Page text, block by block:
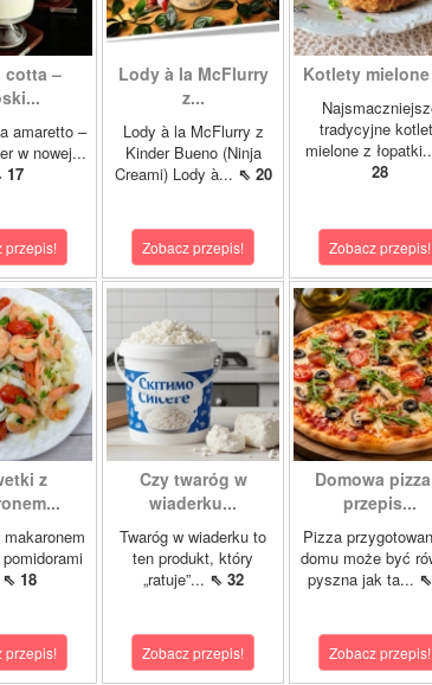
cotta –
amaretto –
w nowej...
17
przepis!
Lody à la McFlurry
z...
Lody à la McFlurry z
Kinder Bueno (Ninja
Creami) Lody à... ⇖ 20
Zobacz przepis!
Kotlety mielone
tradycyjne
mielone z
28
Zobacz przepis!
z
⇖ 18
przepis!
Czy twaróg w
wiaderku...
Twaróg w wiaderku to
ten produkt, który
„ratuje”... ⇖ 32
Zobacz przepis!
Domowa
przepis...
Pizza
domu może być
pyszna jak ta...
Zobacz przepis!